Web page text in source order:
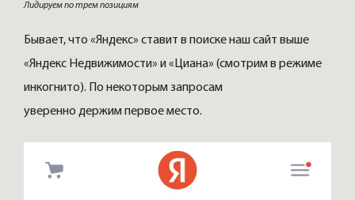
Лидируем по трем позициям
Бывает, что «Яндекс» ставит в поиске наш сайт выше
«Яндекс Недвижимости» и «Циана» (смотрим в режиме
инкогнито). По некоторым запросам
уверенно держим первое место.